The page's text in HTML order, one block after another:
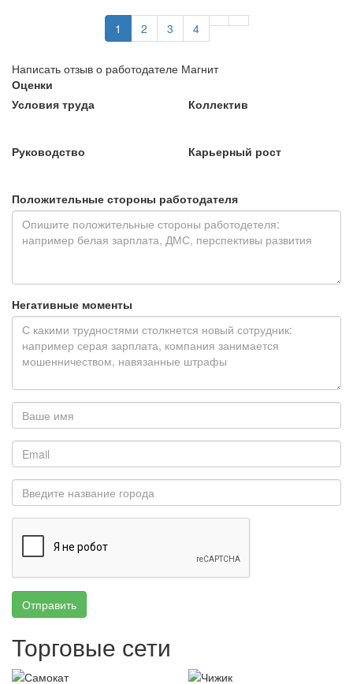
1 2 3 4
Написать отзыв о работодателе Магнит
Оценки
Условия труда
Коллектив
Руководство Карьерный рост
Положительные стороны работодателя
Негативные моменты
Отправить
Торговые сети